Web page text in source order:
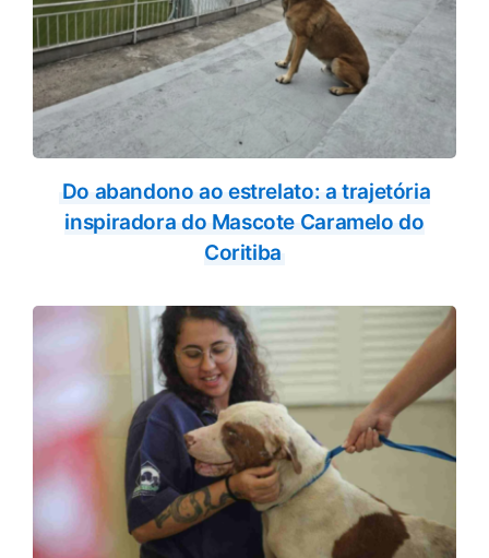
Do abandono ao estrelato: a trajetória
inspiradora do Mascote Caramelo do
Coritiba